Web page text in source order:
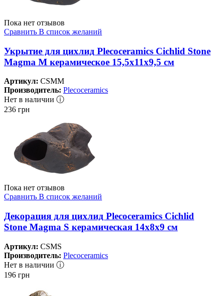
Пока нет отзывов
Сравнить В список желаний
Укрытие для цихлид Plecoceramics Cichlid Stone
Magma M керамическое 15,5х11х9,5 см
Артикул: CSMM
Производитель: Plecoceramics
Нет в наличии ⓘ
236 грн
Пока нет отзывов
Сравнить В список желаний
Декорация для цихлид Plecoceramics Cichlid
Stone Magma S керамическая 14х8х9 см
Артикул: CSMS
Производитель: Plecoceramics
Нет в наличии ⓘ
196 грн